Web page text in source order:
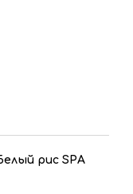
рис SPA